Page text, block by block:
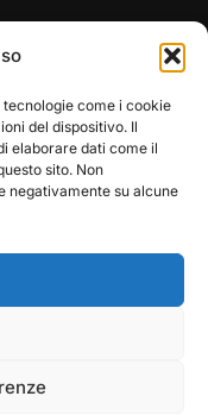
come i cookie
del dispositivo. Il
elaborare dati come il
sito. Non
negativamente su alcune
Festival. All